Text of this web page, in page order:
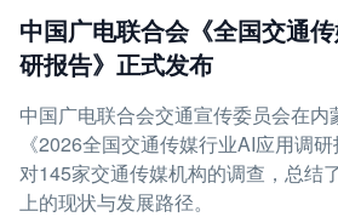
中国广电联合会《全国交通
研报告》正式发布
中国广电联合会交通宣传委员会在内
《2026全国交通传媒行业AI应用调
对145家交通传媒机构的调查，总结
上的现状与发展路径。